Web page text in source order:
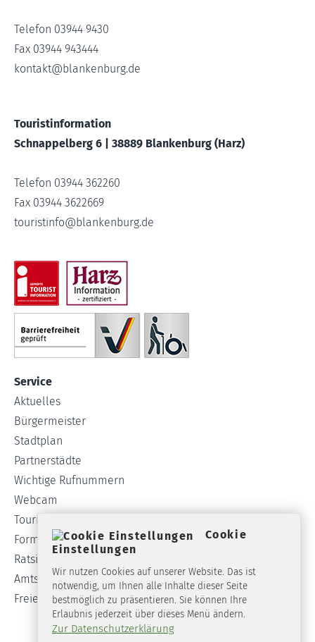
Telefon 03944 9430
Fax 03944 943444
kontakt@blankenburg.de
Touristinformation
Schnappelberg 6 | 38889 Blankenburg (Harz)
Telefon 03944 362260
Fax 03944 3622669
touristinfo@blankenburg.de
Service
Aktuelles
Bürgermeister
Stadtplan
Partnerstädte
Wichtige Rufnummern
Webcam
Tourist-Info
Formulare
Ratsinformationssystem
Amtsblatt
Freie Stellen
Cookie
Einstellungen
Wir nutzen Cookies auf unserer Website. Das ist
notwendig, um Ihnen alle Inhalte dieser Seite
bestmöglich zu präsentieren. Sie können Ihre
Erlaubnis jederzeit über dieses Menü ändern.
Zur Datenschutzerklärung